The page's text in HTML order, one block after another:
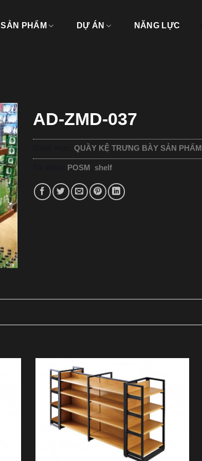
SẢN PHẨM DỰ ÁN NĂNG LỰC
AD-ZMD-037
QUẦY KỆ TRƯNG BÀY SẢN PHẨM
POSM shelf